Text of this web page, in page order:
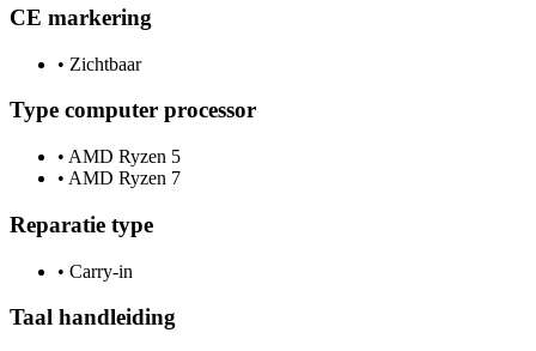
CE markering
• Zichtbaar
Type computer processor
• AMD Ryzen 5
• AMD Ryzen 7
Reparatie type
• Carry-in
Taal handleiding